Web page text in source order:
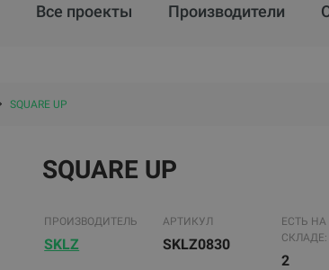
Все проекты Производители
SQUARE UP
SQUARE UP
ПРОИЗВОДИТЕЛЬ
SKLZ
АРТИКУЛ
SKLZ0830
ЕСТЬ
СКЛАДЕ:
2